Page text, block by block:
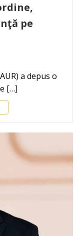
pe
a depus o
[…]